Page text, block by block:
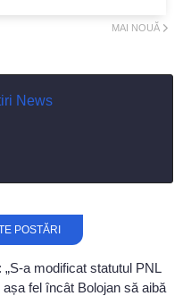
MAI NOUĂ
News
POSTĂRI
„S-a modificat statutul PNL
așa fel încât Bolojan să aibă